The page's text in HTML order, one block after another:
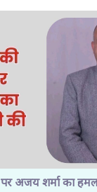
पर अजय शर्मा का